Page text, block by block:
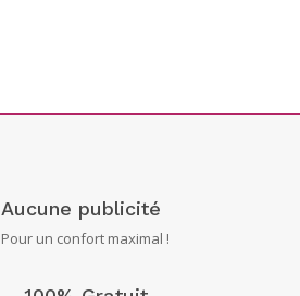
Aucune publicité
Pour un confort maximal !